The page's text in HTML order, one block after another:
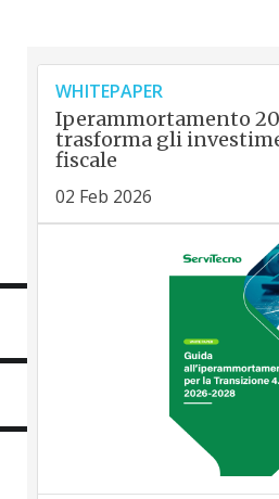
WHITEPAPER
Iperammortamento
trasforma gli
fiscale
02 Feb 2026